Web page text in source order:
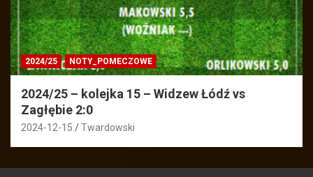
2024/25 NOTY_POMECZOWE
2024/25 – kolejka 15 – Widzew Łódź vs
Zagłębie 2:0
2024-12-15 Twardowski